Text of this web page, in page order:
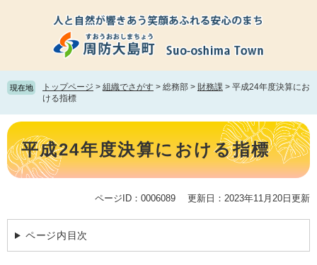
頭
で
飛
ば
て
文
へ
現在地 トップページ > 組織でさがす > 総務部 > 財務課 > 平成24年度決算にお
ける指標
本
文 平成24年度決算における指標
ページID：0006089 更新日：2023年11月20日更新
ページ内目次